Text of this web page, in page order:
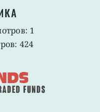
1
424